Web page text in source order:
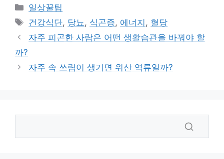
카
테
리
일상꿀팁
태
그
건강식단, 당뇨, 식곤증, 에너지 , 혈당
자주 피곤한 사람은 어떤 생활습관을 바꿔야 할
까?
자주 속 쓰림이 생기면 위산 역류일까?